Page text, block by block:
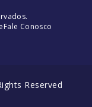
Fale Conosco
Reserved